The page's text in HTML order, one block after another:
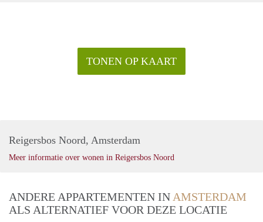
TONEN OP KAART
Reigersbos Noord, Amsterdam
Meer informatie over wonen in Reigersbos Noord
ANDERE APPARTEMENTEN IN AMSTERDAM
ALS ALTERNATIEF VOOR DEZE LOCATIE